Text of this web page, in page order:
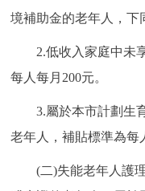
境補助金的老年人，下
2.低收入家庭中未享
每人每月200元。
3.屬於本市計劃生育
老年人，補貼標準為每
(二)失能老年人護理